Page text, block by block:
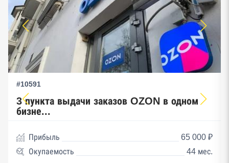
#10591
3 пункта выдачи заказов OZON в одном
бизне...
Прибыль
65 000 ₽
Окупаемость
44 мес.